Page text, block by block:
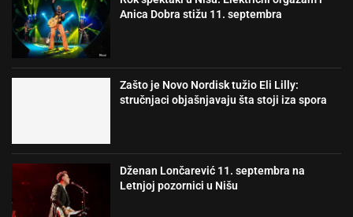
Anica Dobra stižu 11. septembra
Zašto je Novo Nordisk tužio Eli Lilly:
stručnjaci objašnjavaju šta stoji iza spora
Dženan Lončarević 11. septembra na
Letnjoj pozornici u Nišu